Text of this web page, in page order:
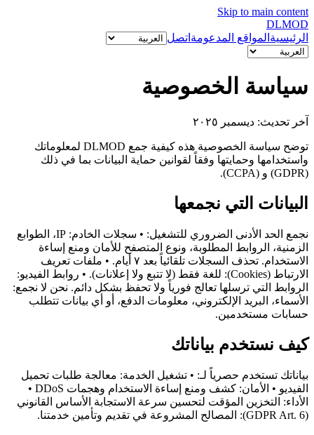
Skip to main content
DLMOD
الرئيسية المواقع المدعومة اتصل
سياسة الخصوصية
آخر تحديث: ديسمبر ٢٠٢٥
توضح سياسة الخصوصية هذه كيفية جمع DLMOD لمعلوماتك
واستخدامها وحمايتها وفقاً لقوانين حماية البيانات بما في ذلك
(GDPR) و (CCPA).
البيانات التي نجمعها
نجمع الحد الأدنى الضروري للتشغيل: • سجلات الخادم: IP، الطوابع
الزمنية، الروابط المطلوبة، ونوع المتصفح للأمان ومنع إساءة
الاستخدام. تحذف السجلات تلقائياً بعد ٧ أيام. • ملفات تعريف
الارتباط (Cookies): للغة فقط (لا تتبع ولا إعلانات). • روابط الفيديو:
الروابط التي ترسلها تعالج فورياً ولا تحفظ بشكل دائم. نحن لا نجمع:
الأسماء، البريد الإلكتروني، معلومات الدفع، أو أي بيانات تتطلب
حسابات مستخدمين.
كيف نستخدم بياناتك
بياناتك تستخدم حصرياً لـ: • تشغيل الخدمة: معالجة طلبات تحميل
الفيديو • الأمان: كشف ومنع إساءة الاستخدام وهجمات DDoS •
الأداء: التخزين المؤقت لتحسين سرعة الاستجابة الأساس القانوني
(GDPR Art. 6): المصالح المشروعة في تقديم وتأمين خدمتنا.